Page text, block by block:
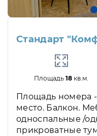
Стандарт
Площадь18 кв.м.
Площадь номера -
место. Балкон.
односпальные /
прикроватные